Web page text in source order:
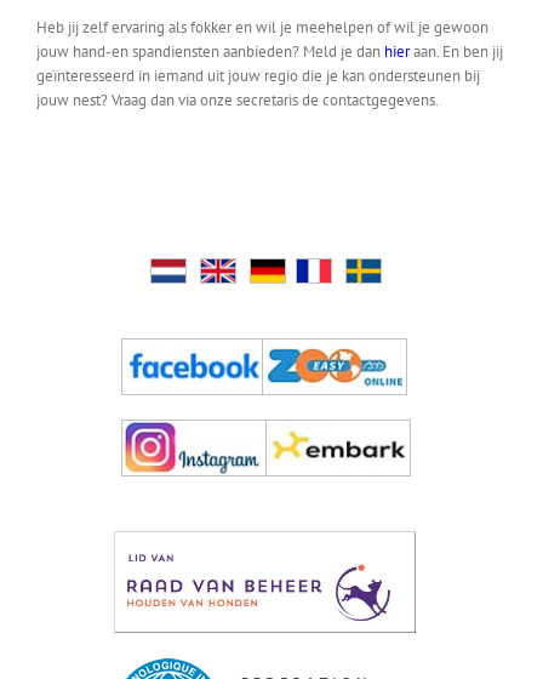
Heb jij zelf ervaring als fokker en wil je meehelpen of wil je gewoon
jouw hand-en spandiensten aanbieden? Meld je dan hieraan. En ben jij
geïnteresseerd in iemand uit jouw regio die je kan ondersteunen bij
jouw nest? Vraag dan via onze secretaris de contactgegevens.